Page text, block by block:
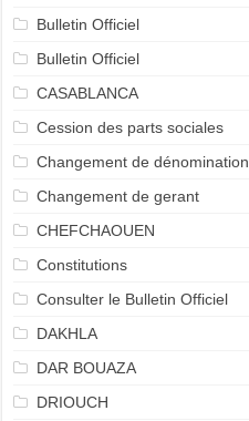
Bulletin Officiel
Bulletin Officiel
CASABLANCA
Cession des parts sociales
Changement de dénomination
Changement de gerant
CHEFCHAOUEN
Constitutions
Consulter le Bulletin Officiel
DAKHLA
DAR BOUAZA
DRIOUCH